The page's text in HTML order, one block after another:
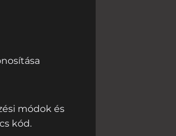
módok és
kód.